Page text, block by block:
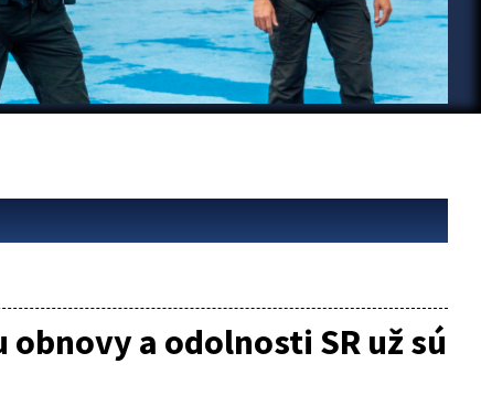
a odolnosti SR už sú